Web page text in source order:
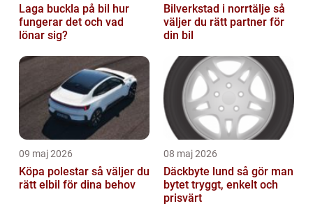
Laga buckla på bil hur
fungerar det och vad
lönar sig?
Bilverkstad i norrtälje så
väljer du rätt partner för
din bil
09 maj 2026
Köpa polestar så väljer du
rätt elbil för dina behov
08 maj 2026
Däckbyte lund så gör man
bytet tryggt, enkelt och
prisvärt